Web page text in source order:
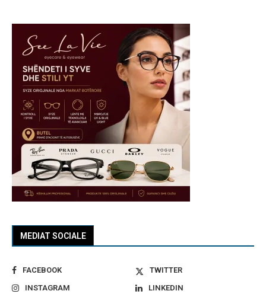
MEDIAT SOCIALE
FACEBOOK
TWITTER
INSTAGRAM
LINKEDIN